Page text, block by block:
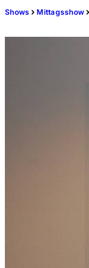
Shows Mittagsshow